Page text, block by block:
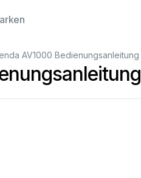
AV1000 Bedienungsanleitung